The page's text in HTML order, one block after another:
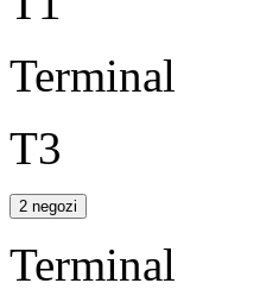
Terminal
T3
2 negozi
Terminal